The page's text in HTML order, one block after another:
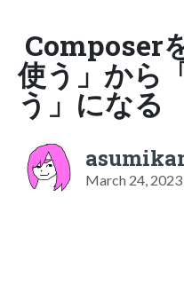
Composer
使う」から
う」になる
March 24, 2023